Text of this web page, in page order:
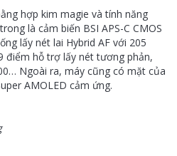
hợp kim magie và tính năng
là cảm biến BSI APS-C CMOS
lấy nét lai Hybrid AF với 205
điểm hỗ trợ lấy nét tương phản,
Ngoài ra, máy cũng có mặt của
AMOLED cảm ứng.